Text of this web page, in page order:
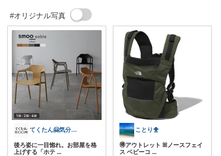
#オリジナル写真
てくたん🤗気分がアガる⤴インテリア雑貨
後ろ姿に一目惚れ。お部屋を格
上げする「ホテ ...
ことり🐥
🉐アウトレット ꕤノースフェイ
ス ベビーコ ...